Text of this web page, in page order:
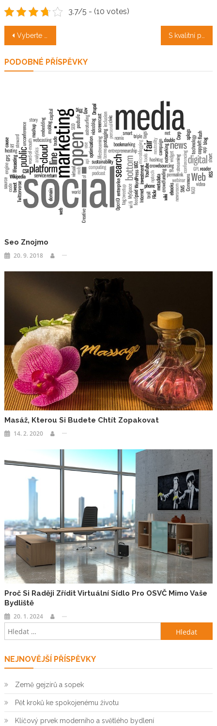
3.7/5 - (10 votes)
Navigace
příspěvek
Vyberte si katalogový dům
PODOBNÉ PŘÍSPĚVKY
Seo Znojmo
20. 9. 2018
Masáž, Kterou Si Budete Chtít Zopakovat
14. 2. 2020
Proč Si Raději Zřídit Virtuální Sídlo Pro OSVČ Mimo Vaše
Bydliště
20. 1. 2024
Vyhledávání
NEJNOVĚJŠÍ PŘÍSPĚVKY
Země gejzírů a sopek
Pět kroků ke spokojenému životu
Klíčový prvek moderního a světlého bydlení